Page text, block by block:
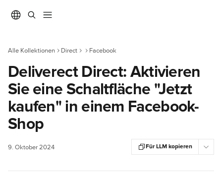
Alle Kollektionen Direct Facebook
Deliverect Direct: Aktivieren
Sie eine Schaltfläche "Jetzt
kaufen" in einem Facebook-
Shop
9. Oktober 2024 Für LLM kopieren